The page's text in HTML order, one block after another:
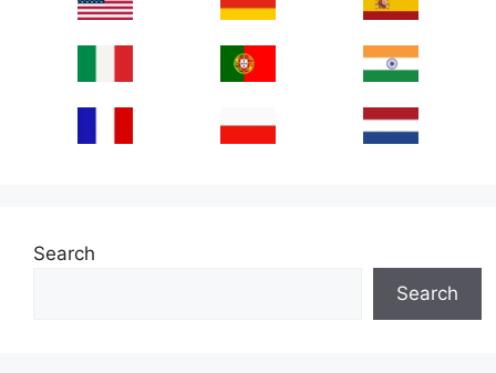
Search
Search